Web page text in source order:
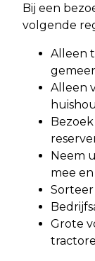
Bij een
volgende
Alleen
Alleen
Neem
mee
Grote